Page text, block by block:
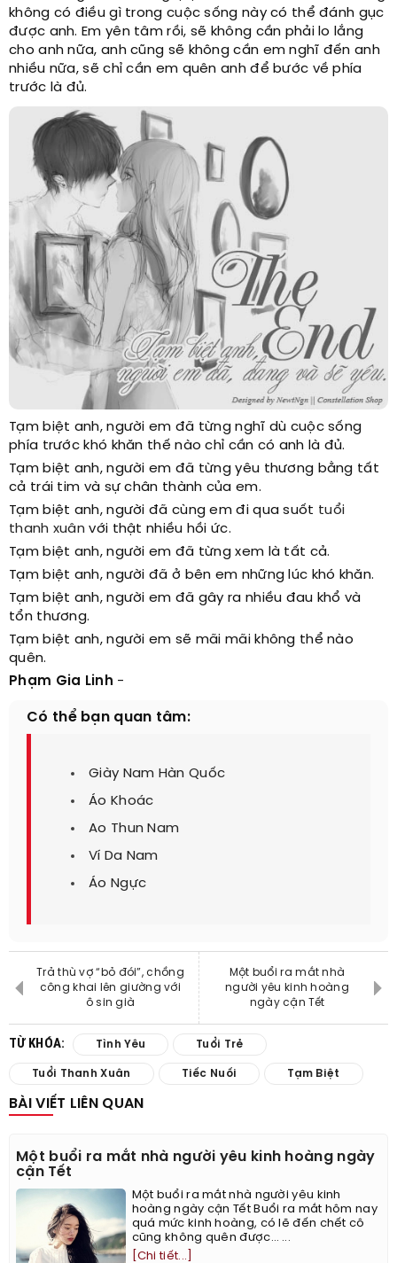
không có điều gì trong cuộc sống này có thể đánh gục
được anh. Em yên tâm rồi, sẽ không cần phải lo lắng
cho anh nữa, anh cũng sẽ không cần em nghĩ đến anh
nhiều nữa, sẽ chỉ cần em quên anh để bước về phía
trước là đủ.
Tạm biệt anh, người em đã từng nghĩ dù cuộc sống
phía trước khó khăn thế nào chỉ cần có anh là đủ.
Tạm biệt anh, người em đã từng yêu thương bằng tất
cả trái tim và sự chân thành của em.
Tạm biệt anh, người đã cùng em đi qua suốt tuổi
thanh xuân với thật nhiều hồi ức.
Tạm biệt anh, người em đã từng xem là tất cả.
Tạm biệt anh, người đã ở bên em những lúc khó khăn.
Tạm biệt anh, người em đã gây ra nhiều đau khổ và
tổn thương.
Tạm biệt anh, người em sẽ mãi mãi không thể nào
quên.
Phạm Gia Linh -
Có thể bạn quan tâm:
Giày Nam Hàn Quốc
Áo Khoác
Ao Thun Nam
Ví Da Nam
Áo Ngực
Trả thù vợ “bỏ đói”, chồng
công khai lên giường với
ô sin già
Một buổi ra mắt nhà
người yêu kinh hoàng
ngày cận Tết
TỪ KHÓA: Tình Yêu Tuổi Trẻ
Tuổi Thanh Xuân Tiếc Nuối Tạm Biệt
BÀI VIẾT LIÊN QUAN
Một buổi ra mắt nhà người yêu kinh hoàng ngày
cận Tết
Một buổi ra mắt nhà người yêu kinh
hoàng ngày cận Tết Buổi ra mắt hôm nay
quá mức kinh hoàng, có lẽ đến chết cô
cũng không quên được… ...
[Chi tiết...]